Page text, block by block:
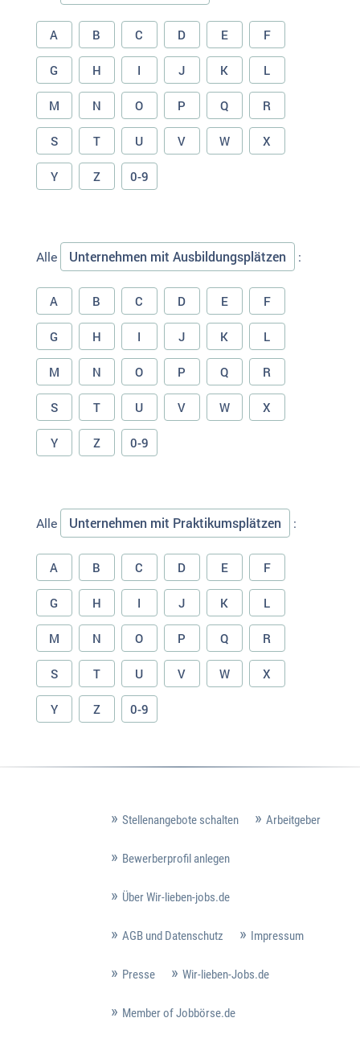
A B C D E F
G H I J K L
M N O P Q R
S T U V W X
Y Z 0-9
Alle Unternehmen mit Ausbildungsplätzen :
A B C D E F
G H I J K L
M N O P Q R
S T U V W X
Y Z 0-9
Alle Unternehmen mit Praktikumsplätzen :
A B C D E F
G H I J K L
M N O P Q R
S T U V W X
Y Z 0-9
Stellenangebote schalten Arbeitgeber
Bewerberprofil anlegen
Über Wir-lieben-jobs.de
AGB und Datenschutz Impressum
Presse Wir-lieben-Jobs.de
Member of Jobbörse.de